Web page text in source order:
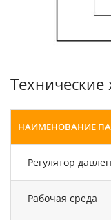
Технические
НАИМЕНОВАНИЕ
Регулятор
Рабочая среда